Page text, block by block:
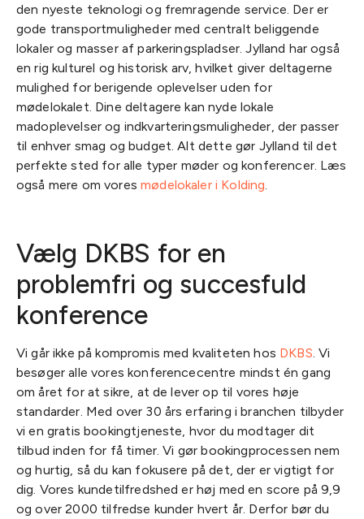
den nyeste teknologi og fremragende service. Der er
gode transportmuligheder med centralt beliggende
lokaler og masser af parkeringspladser. Jylland har også
en rig kulturel og historisk arv, hvilket giver deltagerne
mulighed for berigende oplevelser uden for
mødelokalet. Dine deltagere kan nyde lokale
madoplevelser og indkvarteringsmuligheder, der passer
til enhver smag og budget. Alt dette gør Jylland til det
perfekte sted for alle typer møder og konferencer. Læs
også mere om voresmødelokaler i Kolding
Vælg DKBS for en
problemfri og succesfuld
konference
Vi går ikke på kompromis med kvaliteten hos DKBS . Vi
besøger alle vores konferencecentre mindst én gang
om året for at sikre, at de lever op til vores høje
standarder. Med over 30 års erfaring i branchen tilbyder
vi en gratis bookingtjeneste, hvor du modtager dit
tilbud inden for få timer. Vi gør bookingprocessen nem
og hurtig, så du kan fokusere på det, der er vigtigt for
dig. Vores kundetilfredshed er høj med en score på 9,9
og over 2000 tilfredse kunder hvert år. Derfor bør du